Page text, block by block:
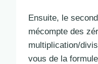
Ensuite, le
mécompte des
multiplication/
vous de la